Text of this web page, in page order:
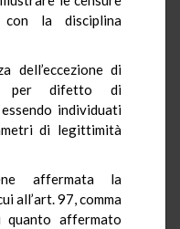
la disciplina
dell’eccezione di
per difetto di
individuati
di legittimità
affermata la
all’art. 97, comma
quanto affermato